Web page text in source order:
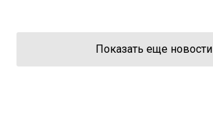
Показать еще новости